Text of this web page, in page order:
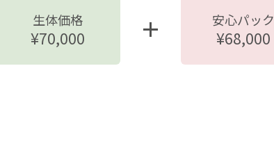
生体価格
¥70,000
安心パック
¥68,000